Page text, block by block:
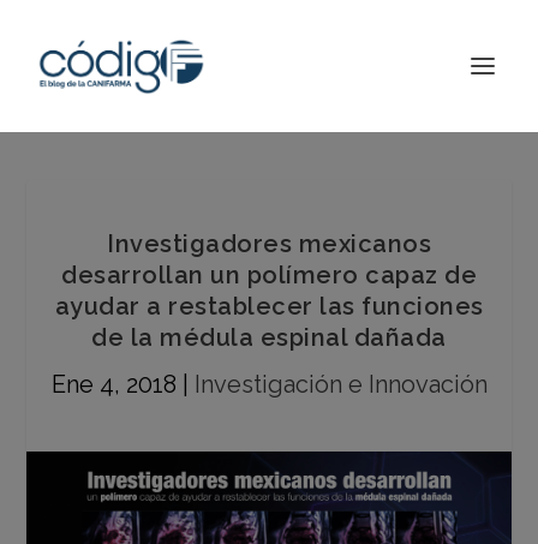
Investigadores mexicanos
desarrollan un polímero capaz de
ayudar a restablecer las funciones
de la médula espinal dañada
Ene 4, 2018
Investigación e Innovación